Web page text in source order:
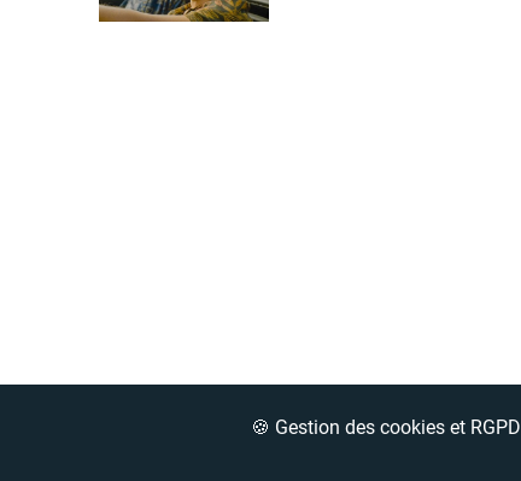
🍪 Gestion des cookies et RGPD